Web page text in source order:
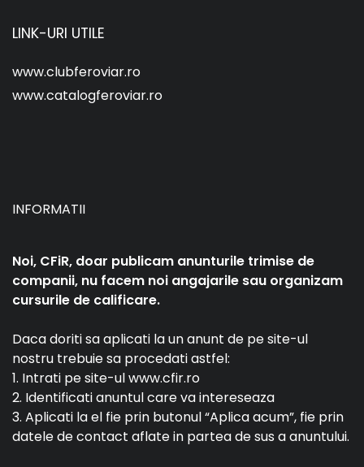
LINK-URI UTILE
www.clubferoviar.ro
www.catalogferoviar.ro
INFORMATII
Noi, CFiR, doar publicam anunturile trimise de
companii, nu facem noi angajarile sau organizam
cursurile de calificare.
Daca doriti sa aplicati la un anunt de pe site-ul
nostru trebuie sa procedati astfel:
1. Intrati pe site-ul www.cfir.ro
2. Identificati anuntul care va intereseaza
3. Aplicati la el fie prin butonul “Aplica acum”, fie prin
datele de contact aflate in partea de sus a anuntului.